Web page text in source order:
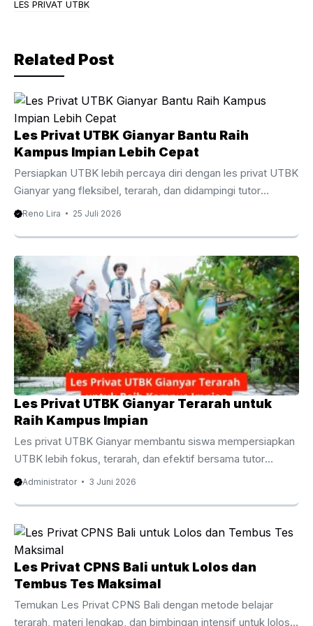
o
k
LES PRIVAT UTBK
Related Post
Les Privat UTBK Gianyar Bantu Raih
Kampus Impian Lebih Cepat
Persiapkan UTBK lebih percaya diri dengan les privat UTBK
Gianyar yang fleksibel, terarah, dan didampingi tutor
berpengalaman. Les Privat UTBK Gianyar Membantu
Berbasis Komputer membutuhkan persiapan yang matang,
strategi belajar yang tepat, serta pendampingan yang
sesuai dengan kebutuhan setiap siswa. Oleh karena itu, les
privat UTBK Gianyar menjadi pilihan yang semakin diminati
oleh siswa SMA dan lulusan yang ingin meningkatkan
peluang diterima di perguruan tinggi negeri impian. Berbeda
dengan pembelajaran di kelas yang ...
Reno Lira 25 Juli 2026
Les Privat UTBK Gianyar Terarah untuk
Raih Kampus Impian
Les privat UTBK Gianyar membantu siswa mempersiapkan
UTBK lebih fokus, terarah, dan efektif bersama tutor
berpengalaman untuk meningkatkan peluang lolos PTN
Kampus Impian Persaingan masuk perguruan tinggi negeri
semakin ketat dari tahun ke tahun. Oleh karena itu, banyak
siswa mulai mencari metode belajar yang lebih efektif agar
mampu menghadapi ujian dengan percaya diri. Salah satu
pilihan yang semakin diminati adalah les privat UTBK
Gianyar karena menawarkan pembelajaran yang lebih fokus,
fleksibel, dan ...
Administrator 3 Juni 2026
Les Privat CPNS Bali untuk Lolos dan
Tembus Tes Maksimal
Temukan Les Privat CPNS Bali dengan metode belajar
terarah, materi lengkap, dan bimbingan intensif untuk lolos